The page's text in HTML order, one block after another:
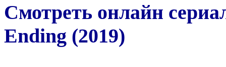
Смотреть онлайн
Ending (2019)